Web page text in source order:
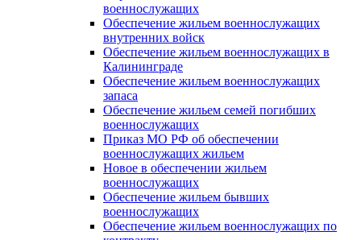
военнослужащих
Обеспечение жильем военнослужащих
внутренних войск
Обеспечение жильем военнослужащих в
Калининграде
Обеспечение жильем военнослужащих
запаса
Обеспечение жильем семей погибших
военнослужащих
Приказ МО РФ об обеспечении
военнослужащих жильем
Новое в обеспечении жильем
военнослужащих
Обеспечение жильем бывших
военнослужащих
Обеспечение жильем военнослужащих по